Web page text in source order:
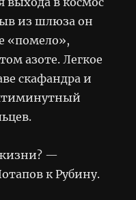
из шлюза он
«помело»,
азоте. Легкое
скафандра и
—
к Рубину.